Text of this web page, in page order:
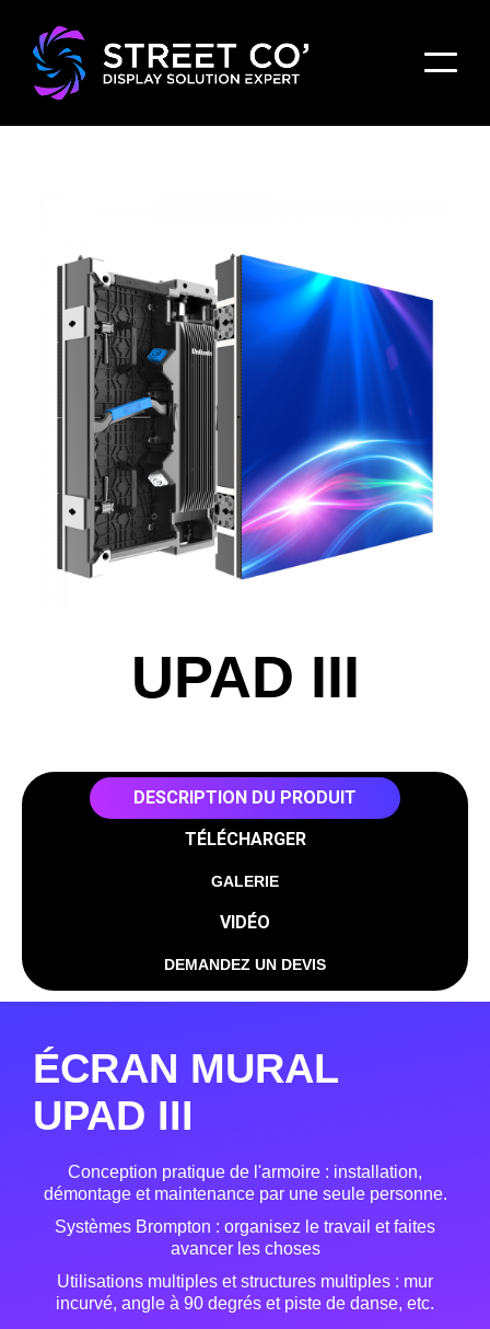
UPAD III
DESCRIPTION DU PRODUIT
TÉLÉCHARGER
GALERIE
VIDÉO
DEMANDEZ UN DEVIS
ÉCRAN MURAL
UPAD III
Conception pratique de l'armoire : installation,
démontage et maintenance par une seule personne.
Systèmes Brompton : organisez le travail et faites
avancer les choses
Utilisations multiples et structures multiples : mur
incurvé, angle à 90 degrés et piste de danse, etc.